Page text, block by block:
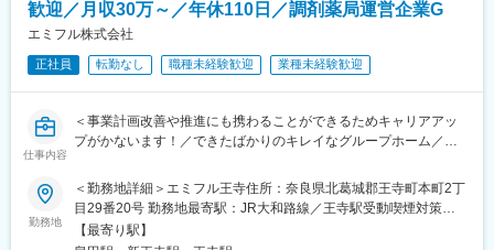
■同社について：
・2023年10月よりフランスの大手原料メーカーであるロケット社
の傘下に入りました。
るニッチトップなグローバル企業です。
【ポジションの魅力】
・長期間の研修を用意しているため職種未経験＆技術的な知識が
・業界トップクラスの調剤システムやIoT製品を扱っており、業務
を通して最新の技術に触れることが可能です。
登用となり、業界トップクラスシェアを誇る優良企業の正社員と
して安定就業が可能です。（登用率98%、試験ノルマなし）
【同社の魅力】
◆医療業界に貢献：
最新のIoT技術に注力しており、これまで人の手でアナログに行わ
歓迎／月収30万～／年休110日／調剤薬局運営企業G
エミフル株式会社
正社員 転勤なし 職種未経験歓迎 業種未経験歓迎
仕事内容
＜事業計画改善や推進にも携わることができるためキャリアアッ
プがかないます！／できたばかりのキレイなグループホーム／親
ハウも魅力＞
スタッフの教育やマネジメントを中心にご入居者様が安心して暮
らせる施設の運営をお願いいたします。
勤務地
＜勤務地詳細＞エミフル王寺住所：奈良県北葛城郡王寺町本町2丁
目29番20号 勤務地最寄駅：JR大和路線／王寺駅受動喫煙対策：
敷地内喫煙可能場所あり変更の範囲：無
【最寄り駅】